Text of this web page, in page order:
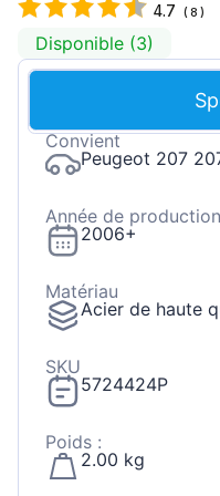
4.7 (8 )
Disponible (3)
Convient
Peugeot 207
Année de production
2006+
Matériau
Acier de haute
SKU
5724424P
Poids :
2.00 kg